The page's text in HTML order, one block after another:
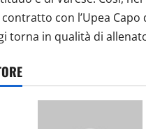
con l’Upea Capo
torna in qualità di